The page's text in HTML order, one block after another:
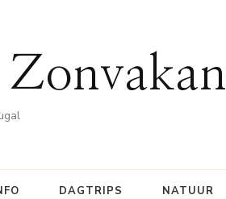
DAGTRIPS NATUUR